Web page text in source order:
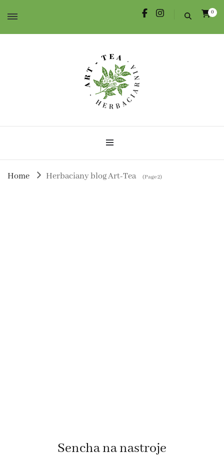
0
Herbaciarnia Art-Tea
Home Herbaciany blog Art-Tea (Page 2)
Sencha na nastroje